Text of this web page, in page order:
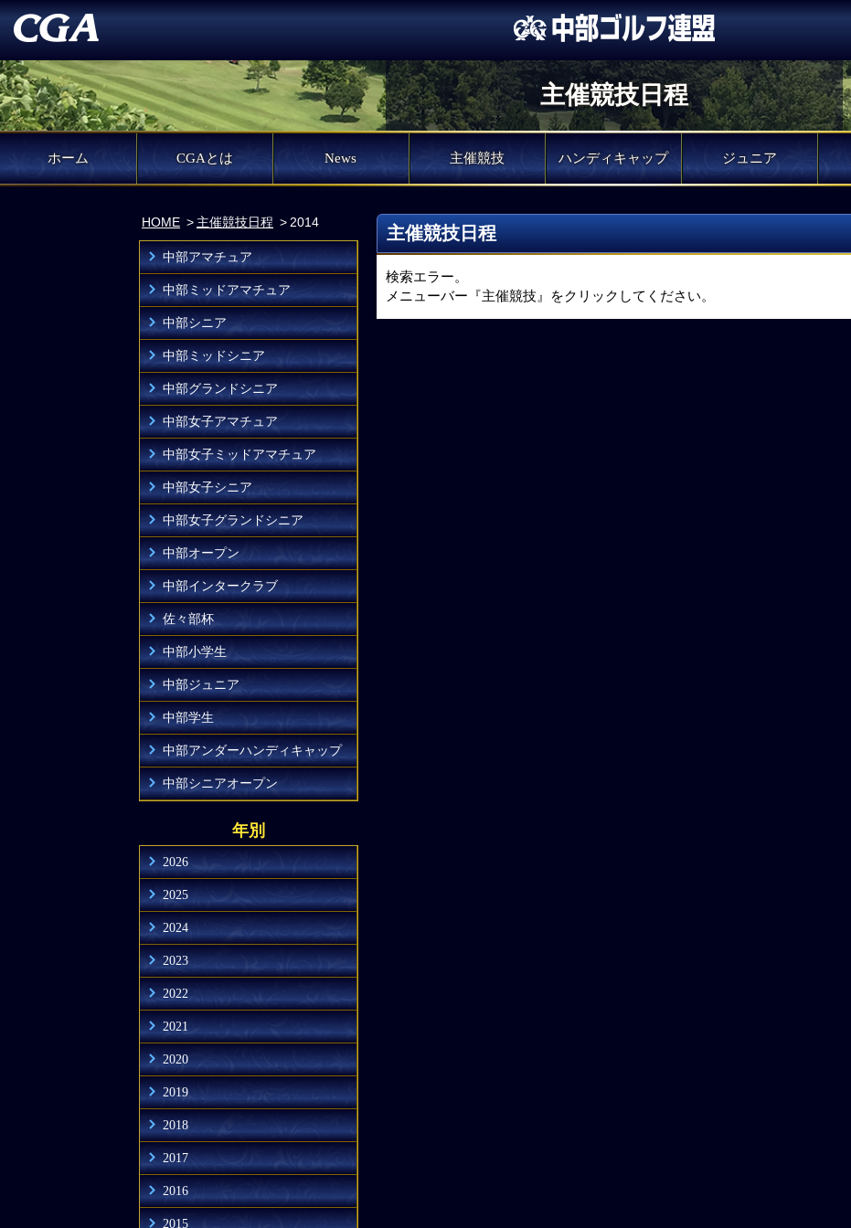
主催競技日程
ホーム CGAとは News 主催競技 ハンディキャップ ジュニア
HOME 主催競技日程 2014
中部アマチュア
中部ミッドアマチュア
中部シニア
中部ミッドシニア
中部グランドシニア
中部女子アマチュア
中部女子ミッドアマチュア
中部女子シニア
中部女子グランドシニア
中部オープン
中部インタークラブ
佐々部杯
中部小学生
中部ジュニア
中部学生
中部アンダーハンディキャップ
中部シニアオープン
年別
2026
2025
2024
2023
2022
2021
2020
2019
2018
2017
2016
2015
主催競技日程
検索エラー。
メニューバー『主催競技』をクリックしてください。